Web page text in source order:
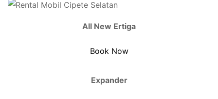
All New Ertiga
Book Now
Expander